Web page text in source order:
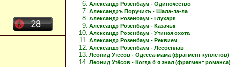
Александр Розенбаум - Одиночество
Александръ Поручикъ - Шала-ла-ла
Александр Розенбаум - Глухари
Александр Розенбаум - Казачья
Александр Розенбаум - Утиная охота
Александр Розенбаум - Реквием
Александр Розенбаум - Лесосплав
Леонид Утёсов - Одесса-мама (фрагмент куплетов)
Леонид Утёсов - Когда б я знал (фрагмент романса)